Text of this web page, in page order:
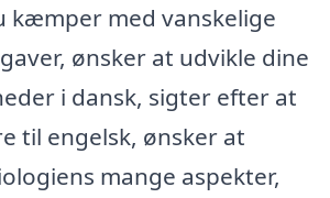
kæmper med vanskelige
ønsker at udvikle dine
i dansk, sigter efter at
til engelsk, ønsker at
mange aspekter,